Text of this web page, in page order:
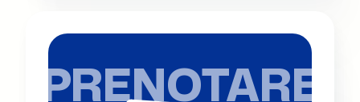
PRENOTARE